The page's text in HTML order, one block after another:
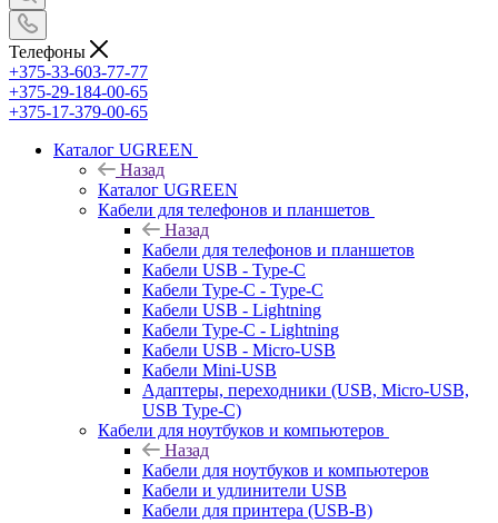
Телефоны
+375-33-603-77-77
+375-29-184-00-65
+375-17-379-00-65
Каталог UGREEN
Назад
Каталог UGREEN
Кабели для телефонов и планшетов
Назад
Кабели для телефонов и планшетов
Кабели USB - Type-C
Кабели Type-C - Type-C
Кабели USB - Lightning
Кабели Type-C - Lightning
Кабели USB - Micro-USB
Кабели Mini-USB
Адаптеры, переходники (USB, Micro-USB,
USB Type-C)
Кабели для ноутбуков и компьютеров
Назад
Кабели для ноутбуков и компьютеров
Кабели и удлинители USB
Кабели для принтера (USB-B)